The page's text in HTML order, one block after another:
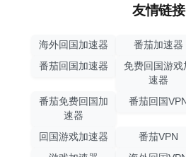
友情链接
海外回国加速器 番茄加速器
番茄回国加速器
免费回国游戏
速器
番茄免费回国加
速器
番茄回国VPN
回国游戏加速器
番茄VPN